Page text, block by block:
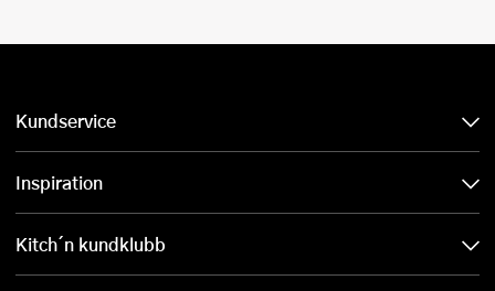
Kundservice
Inspiration
Kitch´n kundklubb